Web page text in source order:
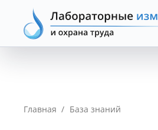
Главная / База знаний